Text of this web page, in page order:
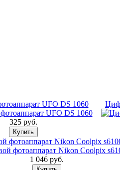
UFO DS 1060
325 pуб.
фотоаппарат Nikon Coolpix
1 046 pуб.